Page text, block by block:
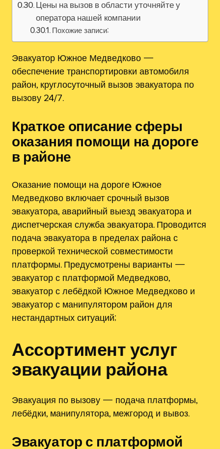
Цены на вызов в области уточняйте у
оператора нашей компании
Похожие записи:
Эвакуатор Южное Медведково —
обеспечение транспортировки автомобиля
район, круглосуточный вызов эвакуатора по
вызову 24/7.
Краткое описание сферы
оказания помощи на дороге
в районе
Оказание помощи на дороге Южное
Медведково включает срочный вызов
эвакуатора, аварийный выезд эвакуатора и
диспетчерская служба эвакуатора. Проводится
подача эвакуатора в пределах района с
проверкой технической совместимости
платформы. Предусмотрены варианты —
эвакуатор с платформой Медведково,
эвакуатор с лебёдкой Южное Медведково и
эвакуатор с манипулятором район для
нестандартных ситуаций;
Ассортимент услуг
эвакуации района
Эвакуация по вызову — подача платформы,
лебёдки, манипулятора, межгород и вывоз.
Эвакуатор с платформой